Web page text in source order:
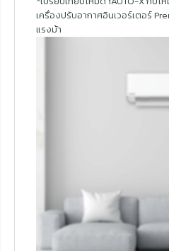
เครื่องปรับอากาศอินเวอร์เตอร์
แรงม้า